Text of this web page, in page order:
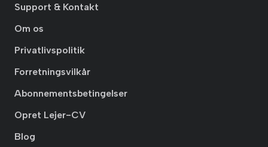
Support & Kontakt
Om os
Privatlivspolitik
Forretningsvilkår
Abonnementsbetingelser
Opret Lejer-CV
Blog